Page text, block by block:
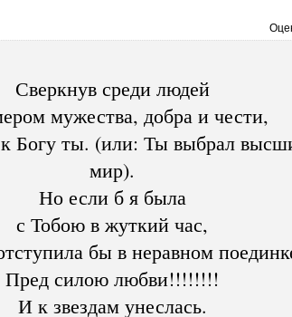
Сверкнув среди людей
мужества, добра и чести,
Богу ты. (или: Ты выбрал
мир).
Но если б я была
с Тобою в жуткий час,
бы в неравном
Пред силою любви!!!!!!!!
И к звездам унеслась.